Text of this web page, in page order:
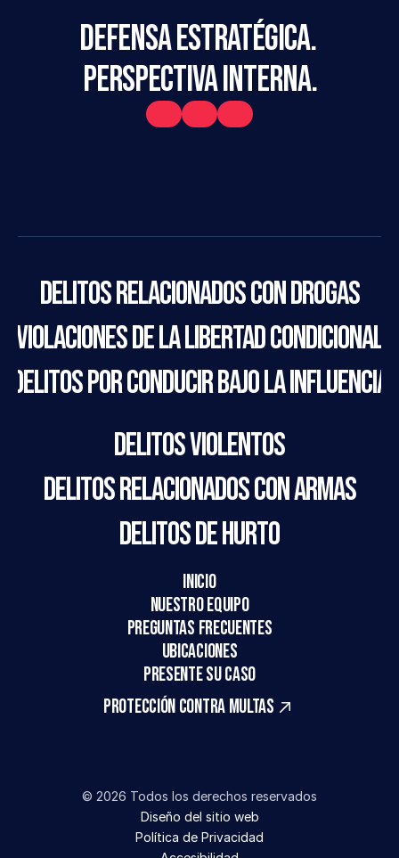
DEFENSA ESTRATÉGICA.
PERSPECTIVA INTERNA.
Delitos relacionados con drogas
Violaciones de la libertad condicional
Delitos por conducir bajo la influencia
Delitos violentos
Delitos relacionados con armas
Delitos de hurto
Inicio
Nuestro equipo
Preguntas frecuentes
UBICACIONES
PRESENTE SU CASO
Protección contra multas
© 2026 Todos los derechos reservados
Diseño del sitio web
Política de Privacidad